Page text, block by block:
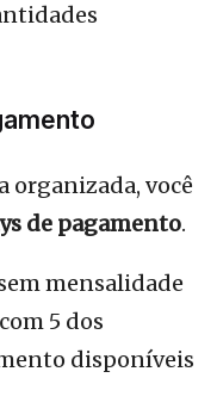
organizada, você
de pagamento.
mensalidade
5 dos
disponíveis